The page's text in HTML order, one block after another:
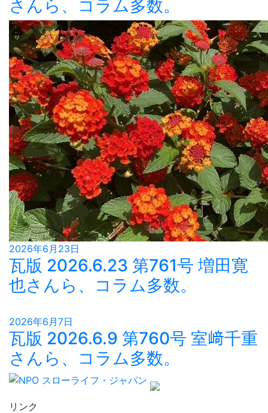
さんら、コラム多数。
2026年6月23日
瓦版 2026.6.23 第761号 増田寛
也さんら、コラム多数。
2026年6月7日
瓦版 2026.6.9 第760号 室﨑千重
さんら、コラム多数。
リンク